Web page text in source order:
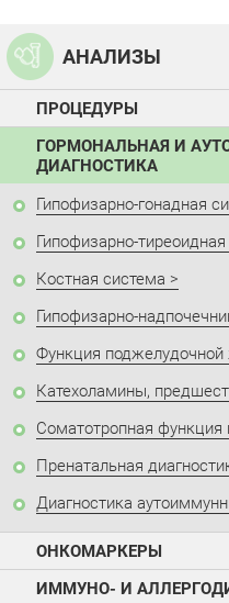
АНАЛИЗЫ
ПРОЦЕДУРЫ
ГОРМОНАЛЬНАЯ И
ДИАГНОСТИКА
Гипофизарно-гонадная
Гипофизарно-
Костная система
Гипофизарно-
Функция
Катехоламины,
Соматотропная функция
Пренатальная
Диагностика
ОНКОМАРКЕРЫ
ИММУНО- И